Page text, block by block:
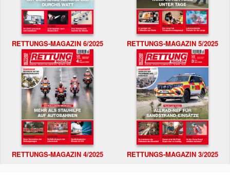
RETTUNGS-MAGAZIN 6/2025 RETTUNGS-MAGAZIN 5/2025
RETTUNGS-MAGAZIN 4/2025 RETTUNGS-MAGAZIN 3/2025